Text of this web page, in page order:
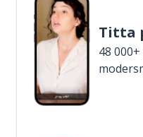
Titta
48